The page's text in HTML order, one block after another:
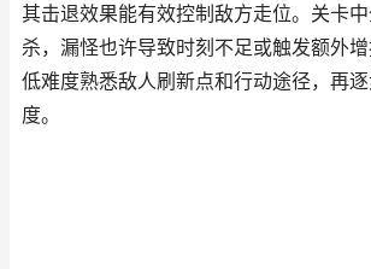
其击退效果能有效控制敌方走位。关卡
杀，漏怪也许导致时刻不足或触发额外
低难度熟悉敌人刷新点和行动途径，再
度。